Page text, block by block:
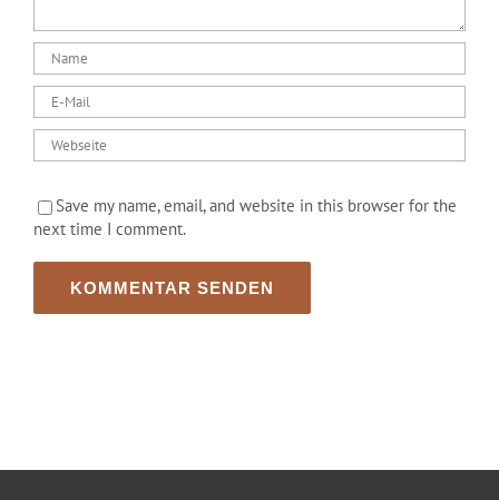
Save my name, email, and website in this browser for the
next time I comment.